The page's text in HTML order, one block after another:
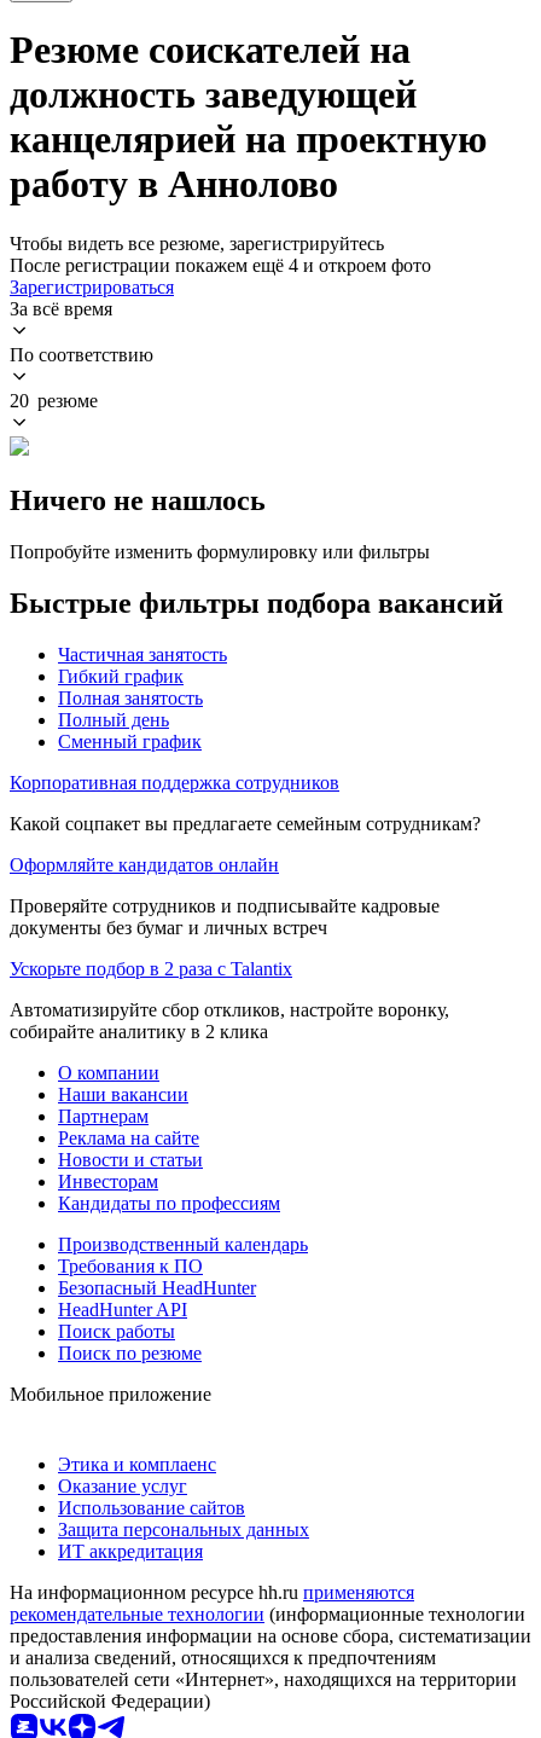
Резюме соискателей на
должность заведующей
канцелярией на проектную
работу в Аннолово
Чтобы видеть все резюме, зарегистрируйтесь
После регистрации покажем ещё 4 и откроем фото
Зарегистрироваться
За всё время
По соответствию
20 резюме
Ничего не нашлось
Попробуйте изменить формулировку или фильтры
Быстрые фильтры подбора вакансий
Частичная занятость
Гибкий график
Полная занятость
Полный день
Сменный график
Корпоративная поддержка сотрудников
Какой соцпакет вы предлагаете семейным сотрудникам?
Оформляйте кандидатов онлайн
Проверяйте сотрудников и подписывайте кадровые
документы без бумаг и личных встреч
Ускорьте подбор в 2 раза с Talantix
Автоматизируйте сбор откликов, настройте воронку,
собирайте аналитику в 2 клика
О компании
Наши вакансии
Партнерам
Реклама на сайте
Новости и статьи
Инвесторам
Кандидаты по профессиям
Производственный календарь
Требования к ПО
Безопасный HeadHunter
HeadHunter API
Поиск работы
Поиск по резюме
Мобильное приложение
Этика и комплаенс
Оказание услуг
Использование сайтов
Защита персональных данных
ИТ аккредитация
На информационном ресурсе hh.ru применяются
рекомендательные технологии (информационные технологии
предоставления информации на основе сбора, систематизации
и анализа сведений, относящихся к предпочтениям
пользователей сети «Интернет», находящихся на территории
Российской Федерации)